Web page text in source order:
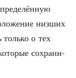
низ­ших
о тех
сохра­ни­